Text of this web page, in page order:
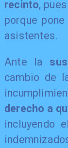
recinto,
porque
asistentes.
Ante la
cambio de
derecho a
incluyendo